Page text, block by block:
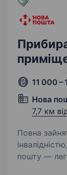
11 000 –
Нова
7,7 км
Повна
інвалідністю,
пошту —